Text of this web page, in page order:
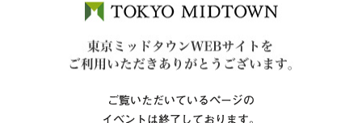
総合受付
ミッドタウン・イーストB1
ご覧いただいているページの
イベントは終了しております。